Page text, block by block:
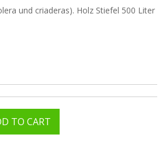
und criaderas). Holz Stiefel 500 Liter
TO CART